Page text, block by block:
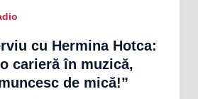
cu Hermina Hotca:
carieră în muzică,
de mică!”